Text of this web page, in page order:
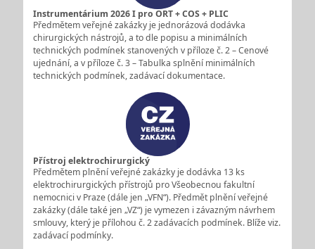
Instrumentárium 2026 I pro ORT + COS + PLIC
Předmětem veřejné zakázky je jednorázová dodávka
chirurgických nástrojů, a to dle popisu a minimálních
technických podmínek stanovených v příloze č. 2 – Cenové
ujednání, a v příloze č. 3 – Tabulka splnění minimálních
technických podmínek, zadávací dokumentace.
Přístroj elektrochirurgický
Předmětem plnění veřejné zakázky je dodávka 13 ks
elektrochirurgických přístrojů pro Všeobecnou fakultní
nemocnici v Praze (dále jen „VFN“). Předmět plnění veřejné
zakázky (dále také jen „VZ“) je vymezen i závazným návrhem
smlouvy, který je přílohou č. 2 zadávacích podmínek. Blíže viz.
zadávací podmínky.